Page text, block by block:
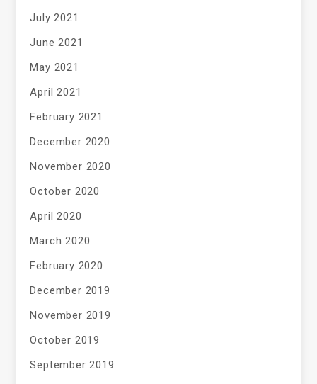
July 2021
June 2021
May 2021
April 2021
February 2021
December 2020
November 2020
October 2020
April 2020
March 2020
February 2020
December 2019
November 2019
October 2019
September 2019